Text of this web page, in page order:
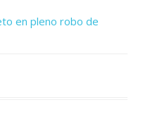
en pleno robo de